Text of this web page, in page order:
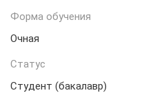
Форма обучения
Очная
Статус
Студент (бакалавр)